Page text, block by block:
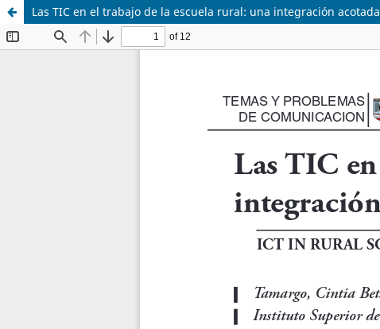
Las TIC en el trabajo de la escuela rural: una integración acotada